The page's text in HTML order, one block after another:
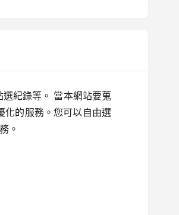
紀錄等。 當本網站要蒐
化的服務。您可以自由選
。